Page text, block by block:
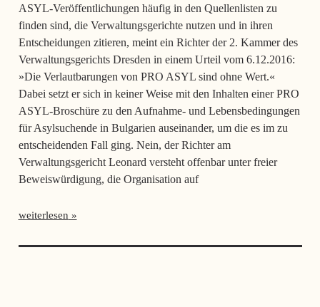
ASYL-Veröffentlichungen häufig in den Quellenlisten zu
finden sind, die Verwaltungsgerichte nutzen und in ihren
Entscheidungen zitieren, meint ein Richter der 2. Kammer des
Verwaltungsgerichts Dresden in einem Urteil vom 6.12.2016:
»Die Verlautbarungen von PRO ASYL sind ohne Wert.«
Dabei setzt er sich in keiner Weise mit den Inhalten einer PRO
ASYL-Broschüre zu den Aufnahme- und Lebensbedingungen
für Asylsuchende in Bulgarien auseinander, um die es im zu
entscheidenden Fall ging. Nein, der Richter am
Verwaltungsgericht Leonard versteht offenbar unter freier
Beweiswürdigung, die Organisation auf
weiterlesen